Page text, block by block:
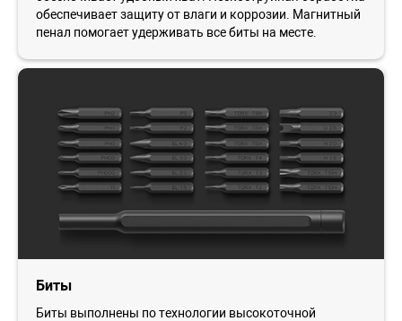
обеспечивает защиту от влаги и коррозии. Магнитный
пенал помогает удерживать все биты на месте.
Биты
Биты выполнены по технологии высокоточной